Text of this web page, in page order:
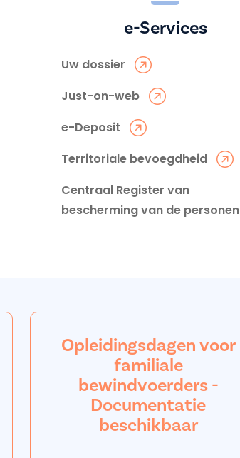
e-Services
Uw dossier
Just-on-web
e-Deposit
Territoriale bevoegdheid
Centraal Register van
bescherming van de personen
Opleidingsdagen voor
familiale
bewindvoerders -
Documentatie
beschikbaar